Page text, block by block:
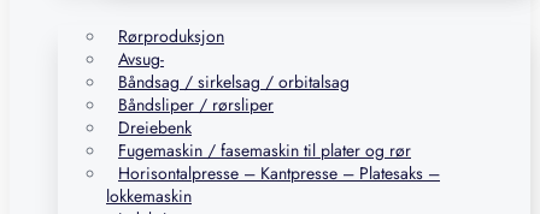
Rørproduksjon
Avsug-
Båndsag / sirkelsag / orbitalsag
Båndsliper / rørsliper
Dreiebenk
Fugemaskin / fasemaskin til plater og rør
Horisontalpresse – Kantpresse – Platesaks –
lokkemaskin